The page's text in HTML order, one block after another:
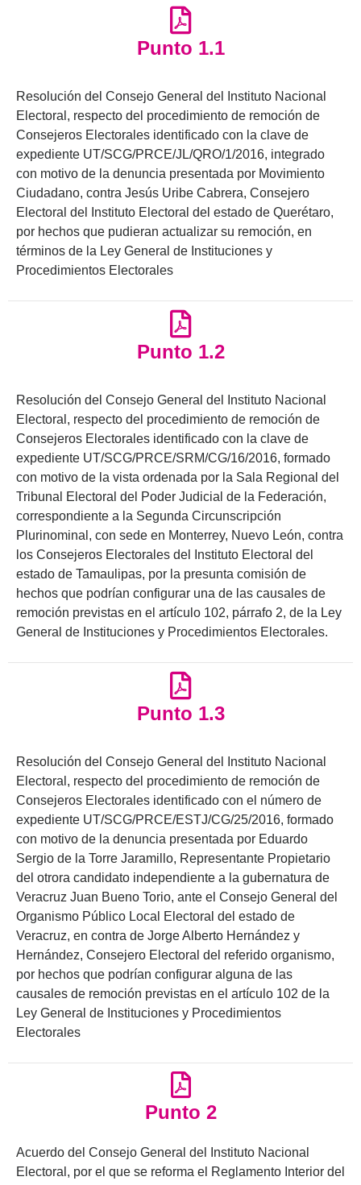
Punto 1.1
Resolución del Consejo General del Instituto Nacional
Electoral, respecto del procedimiento de remoción de
Consejeros Electorales identificado con la clave de
expediente UT/SCG/PRCE/JL/QRO/1/2016, integrado
con motivo de la denuncia presentada por Movimiento
Ciudadano, contra Jesús Uribe Cabrera, Consejero
Electoral del Instituto Electoral del estado de Querétaro,
por hechos que pudieran actualizar su remoción, en
términos de la Ley General de Instituciones y
Procedimientos Electorales
Punto 1.2
Resolución del Consejo General del Instituto Nacional
Electoral, respecto del procedimiento de remoción de
Consejeros Electorales identificado con la clave de
expediente UT/SCG/PRCE/SRM/CG/16/2016, formado
con motivo de la vista ordenada por la Sala Regional del
Tribunal Electoral del Poder Judicial de la Federación,
correspondiente a la Segunda Circunscripción
Plurinominal, con sede en Monterrey, Nuevo León, contra
los Consejeros Electorales del Instituto Electoral del
estado de Tamaulipas, por la presunta comisión de
hechos que podrían configurar una de las causales de
remoción previstas en el artículo 102, párrafo 2, de la Ley
General de Instituciones y Procedimientos Electorales.
Punto 1.3
Resolución del Consejo General del Instituto Nacional
Electoral, respecto del procedimiento de remoción de
Consejeros Electorales identificado con el número de
expediente UT/SCG/PRCE/ESTJ/CG/25/2016, formado
con motivo de la denuncia presentada por Eduardo
Sergio de la Torre Jaramillo, Representante Propietario
del otrora candidato independiente a la gubernatura de
Veracruz Juan Bueno Torio, ante el Consejo General del
Organismo Público Local Electoral del estado de
Veracruz, en contra de Jorge Alberto Hernández y
Hernández, Consejero Electoral del referido organismo,
por hechos que podrían configurar alguna de las
causales de remoción previstas en el artículo 102 de la
Ley General de Instituciones y Procedimientos
Electorales
Punto 2
Acuerdo del Consejo General del Instituto Nacional
Electoral, por el que se reforma el Reglamento Interior del